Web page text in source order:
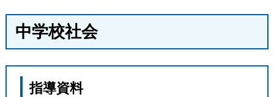
中学校社会
指導資料